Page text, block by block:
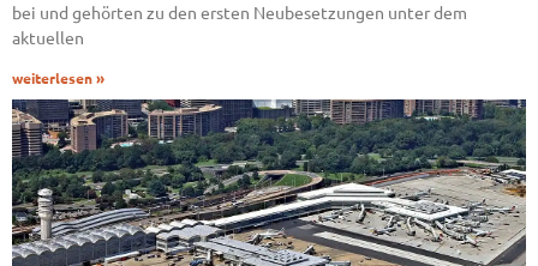
bei und gehörten zu den ersten Neubesetzungen unter dem
aktuellen
weiterlesen »